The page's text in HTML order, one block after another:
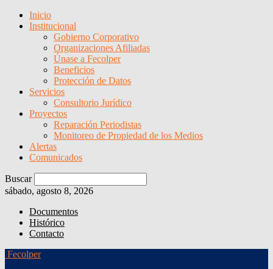
Inicio
Institucional
Gobierno Corporativo
Organizaciones Afiliadas
Únase a Fecolper
Beneficios
Protección de Datos
Servicios
Consultorio Jurídico
Proyectos
Reparación Periodistas
Monitoreo de Propiedad de los Medios
Alertas
Comunicados
Buscar
sábado, agosto 8, 2026
Documentos
Histórico
Contacto
Fecolper